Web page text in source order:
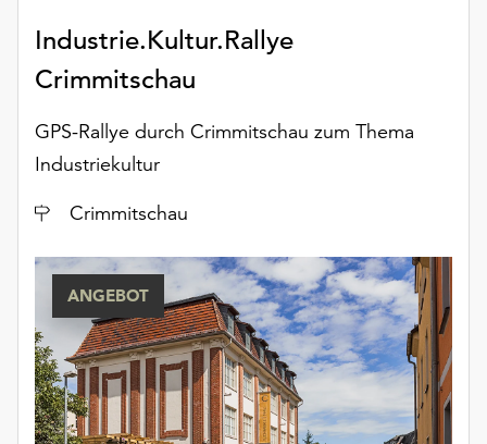
Industrie.Kultur.Rallye
Crimmitschau
GPS-Rallye durch Crimmitschau zum Thema
Industriekultur
Ort
Crimmitschau
ANGEBOT